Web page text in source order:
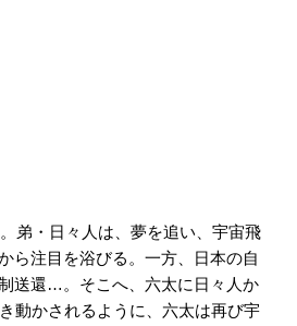
弟・日々人は、夢を追い、宇宙飛
ら注目を浴びる。一方、日本の自
送還…。そこへ、六太に日々人か
動かされるように、六太は再び宇